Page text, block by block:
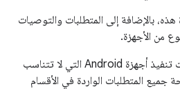
إلى المتطلبات والتوصيات
يجب أن تستوفي جميع عمليات تنفيذ أجهزة Android التي لا تتناسب
المتطلبات الواردة في الأقسام